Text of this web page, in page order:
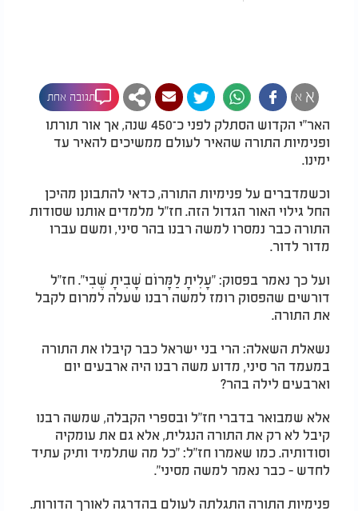
א א תגובה אחת
האר"י הקדוש הסתלק לפני כ־450 שנה, אך אור תורתו
ופנימיות התורה שהאיר לעולם ממשיכים להאיר עד
ימינו.
וכשמדברים על פנימיות התורה, כדאי להתבונן מהיכן
החל גילוי האור הגדול הזה. חז"ל מלמדים אותנו שסודות
התורה כבר נמסרו למשה רבנו בהר סיני, ומשם עברו
מדור לדור.
ועל כך נאמר בפסוק: "עָלִיתָ לַמָּרוֹם שָׁבִיתָ שֶּׁבִי". חז"ל
דורשים שהפסוק רומז למשה רבנו שעלה למרום לקבל
את התורה.
נשאלת השאלה: הרי בני ישראל כבר קיבלו את התורה
במעמד הר סיני, מדוע משה רבנו היה ארבעים יום
וארבעים לילה בהר?
אלא שמבואר בדברי חז"ל ובספרי הקבלה, שמשה רבנו
קיבל לא רק את התורה הנגלית, אלא גם את עומקיה
וסודותיה. כמו שאמרו חז"ל: "כל מה שתלמיד ותיק עתיד
לחדש - כבר נאמר למשה מסיני".
פנימיות התורה התגלתה לעולם בהדרגה לאורך הדורות.